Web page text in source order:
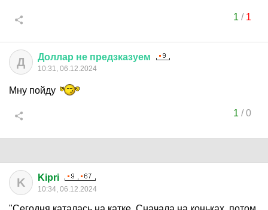
1 / 1
Д Доллар не предзказуем
10:31, 06.12.2024
Мну пойду
1 /0
K Kipri
10:34, 06.12.2024